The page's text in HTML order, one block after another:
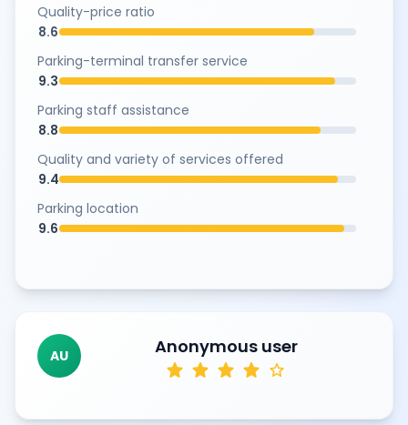
Quality-price ratio
8.6
Parking-terminal transfer service
9.3
Parking staff assistance
8.8
Quality and variety of services offered
9.4
Parking location
9.6
AU Anonymous user
star star star star star